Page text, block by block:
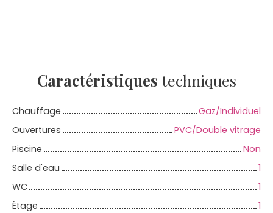
Caractéristiques techniques
Chauffage
Gaz/Individuel
Ouvertures
PVC/Double vitrage
Piscine
Non
Salle d'eau
1
WC
1
Étage
1